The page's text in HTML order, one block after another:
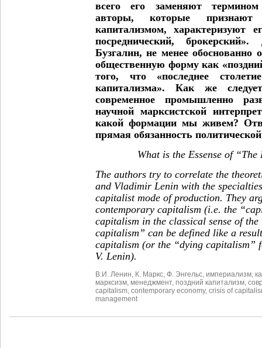
всего его заменяют термином
авторы, которые признают
капитализмом, характеризуют
посреднический,
Бузгалин, не менее обоснованно
общественную форму как
того, что «последнее
капитализма». Как же
современное промышленно
научной марксистской
какой формации мы живем?
прямая обязанность
What is the Essense of
The authors try to correlate the
and Vladimir Lenin with the
capitalist mode of production. They
contemporary capitalism (i.e. the
capitalism in the classical sense of
capitalism” can be defined like a
capitalism (or the “dying capitalism”
V. Lenin).
В.И. Ленин К. Маркс Ф. Энгельс империализм
марксизм менеджмент, поздний капитализм
capitalism contemporary economy, crisis of
management